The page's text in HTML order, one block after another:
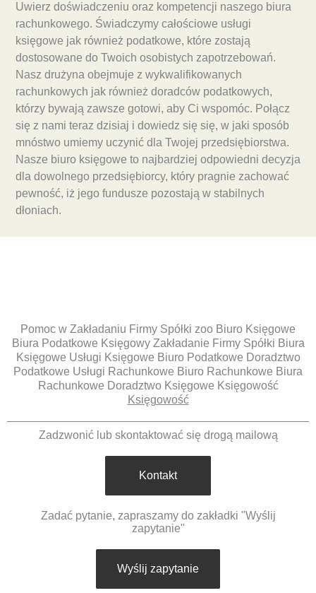
Uwierz doświadczeniu oraz kompetencji naszego biura
rachunkowego. Świadczymy całościowe usługi
księgowe jak również podatkowe, które zostają
dostosowane do Twoich osobistych zapotrzebowań.
Nasz drużyna obejmuje z wykwalifikowanych
rachunkowych jak również doradców podatkowych,
którzy bywają zawsze gotowi, aby Ci wspomóc. Połącz
się z nami teraz dzisiaj i dowiedz się się, w jaki sposób
mnóstwo umiemy uczynić dla Twojej przedsiębiorstwa.
Nasze biuro księgowe to najbardziej odpowiedni decyzja
dla dowolnego przedsiębiorcy, który pragnie zachować
pewność, iż jego fundusze pozostają w stabilnych
dłoniach.
Pomoc w Zakładaniu Firmy Spółki zoo Biuro Księgowe
Biura Podatkowe Księgowy Zakładanie Firmy Spółki Biura
Księgowe Usługi Księgowe Biuro Podatkowe Doradztwo
Podatkowe Usługi Rachunkowe Biuro Rachunkowe Biura
Rachunkowe Doradztwo Księgowe Księgowość
Księgowość
Zadzwonić lub skontaktować się drogą mailową
Kontakt
Zadać pytanie, zapraszamy do zakładki "Wyślij
zapytanie"
Wyślij zapytanie